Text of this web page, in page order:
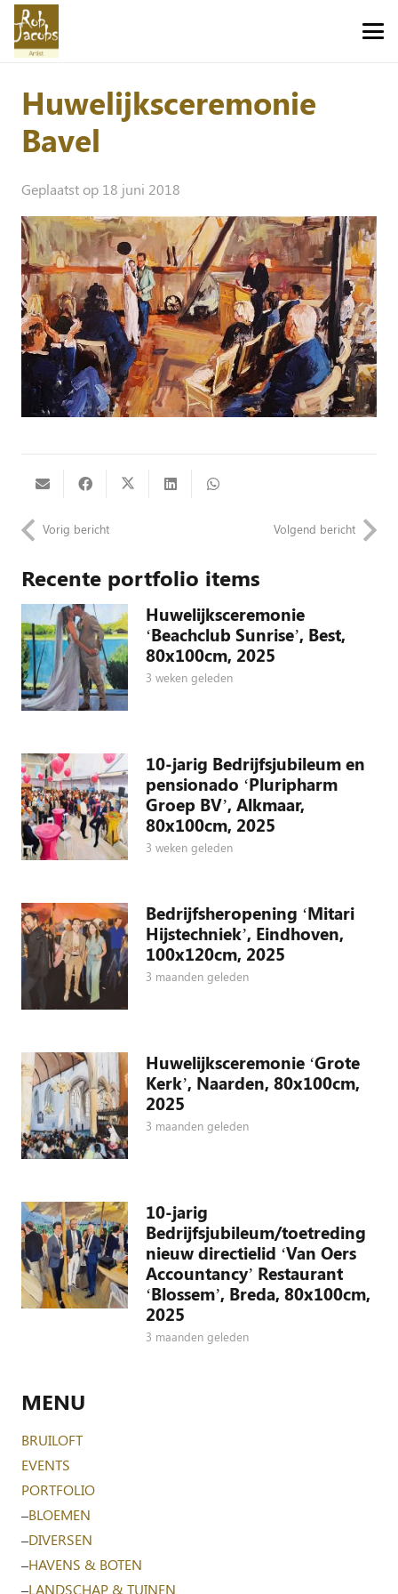
Huwelijksceremonie
Bavel
Geplaatst op 18 juni 2018
Vorig bericht Volgend bericht
Recente portfolio items
Huwelijksceremonie
‘Beachclub Sunrise’, Best,
80x100cm, 2025
3 weken geleden
10-jarig Bedrijfsjubileum en
pensionado ‘Pluripharm
Groep BV’, Alkmaar,
80x100cm, 2025
3 weken geleden
Bedrijfsheropening ‘Mitari
Hijstechniek’, Eindhoven,
100x120cm, 2025
3 maanden geleden
Huwelijksceremonie ‘Grote
Kerk’, Naarden, 80x100cm,
2025
3 maanden geleden
10-jarig
Bedrijfsjubileum/toetreding
nieuw directielid ‘Van Oers
Accountancy’ Restaurant
‘Blossem’, Breda, 80x100cm,
2025
3 maanden geleden
MENU
BRUILOFT
EVENTS
PORTFOLIO
–BLOEMEN
–DIVERSEN
–HAVENS & BOTEN
–LANDSCHAP & TUINEN